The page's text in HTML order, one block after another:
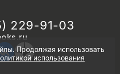
229-91-03
Продолжая использовать
использования